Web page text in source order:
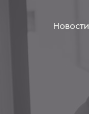
Новости